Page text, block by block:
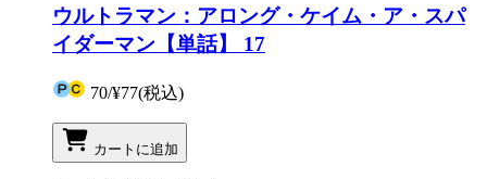
ウルトラマン：アロング・ケイム・ア・スパ
イダーマン【単話】 17
70/¥77(税込)
カートに追加